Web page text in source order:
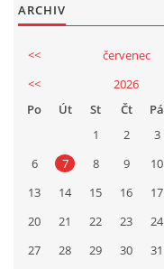
ARCHIV
<< červenec
<<
2026
Po
Út St Čt Pá
1
2 3
6
7 8 9 10
13
14 15 16 17
20
21 22 23 24
27
28 29 30 31